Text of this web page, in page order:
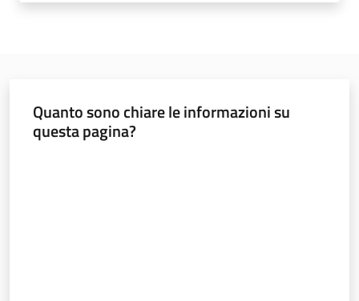
banche
Quanto sono chiare le informazioni su
questa pagina?